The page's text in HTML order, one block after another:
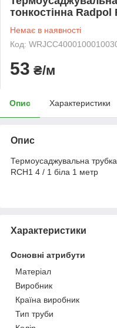
тонкостінна Radpol
Немає в наявності
Код:
53 ₴/м
Опис Характеристики
Опис
Термоусаджувальна
RCH1 4 / 1 біла 1 метр
Характеристики
Основні атрибути
Матеріал
Виробник
Країна виробник
Тип труби